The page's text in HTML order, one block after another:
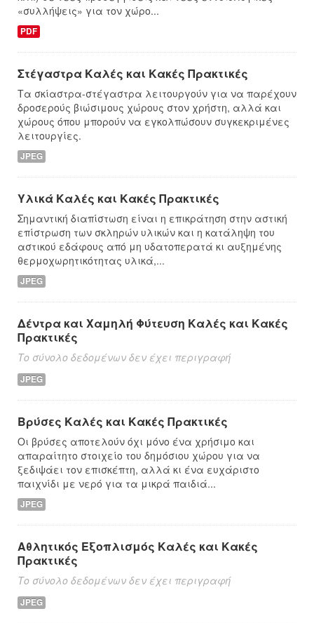
«συλλήψεις» για τον χώρο...
PDF
Στέγαστρα Καλές και Κακές Πρακτικές
Τα σκίαστρα-στέγαστρα λειτουργούν για να παρέχουν
δροσερούς βιώσιμους χώρους στον χρήστη, αλλά και
χώρους όπου μπορούν να εγκολπώσουν συγκεκριμένες
λειτουργίες.
JPEG
Υλικά Καλές και Κακές Πρακτικές
Σημαντική διαπίστωση είναι η επικράτηση στην αστική
επίστρωση των σκληρών υλικών και η κατάληψη του
αστικού εδάφους από μη υδατοπερατά κι αυξημένης
θερμοχωρητικότητας υλικά,...
JPEG
Δέντρα και Χαμηλή Φύτευση Καλές και Κακές
Πρακτικές
Το σύνολο δεδομένων δεν έχει περιγραφή
JPEG
Βρύσες Καλές και Κακές Πρακτικές
Οι βρύσες αποτελούν όχι μόνο ένα χρήσιμο και
απαραίτητο στοιχείο του δημόσιου χώρου για να
ξεδιψάει τον επισκέπτη, αλλά κι ένα ευχάριστο
παιχνίδι με νερό για τα μικρά παιδιά...
JPEG
Αθλητικός Εξοπλισμός Καλές και Κακές
Πρακτικές
Το σύνολο δεδομένων δεν έχει περιγραφή
JPEG